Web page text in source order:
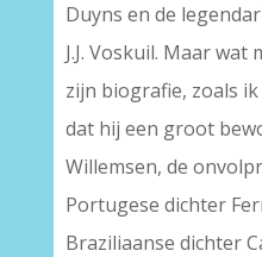
Duyns en de
J.J. Voskuil. Maar
zijn biografie, zoals
dat hij een groot
Willemsen, de
Portugese dichter
Braziliaanse dichter